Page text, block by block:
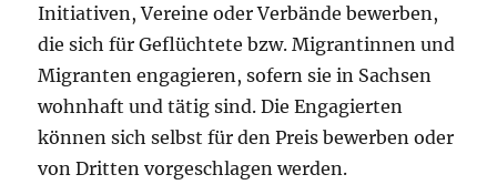
Initiativen, Vereine oder Verbände bewerben,
die sich für Geflüchtete bzw. Migrantinnen und
Migranten engagieren, sofern sie in Sachsen
wohnhaft und tätig sind. Die Engagierten
können sich selbst für den Preis bewerben oder
von Dritten vorgeschlagen werden.